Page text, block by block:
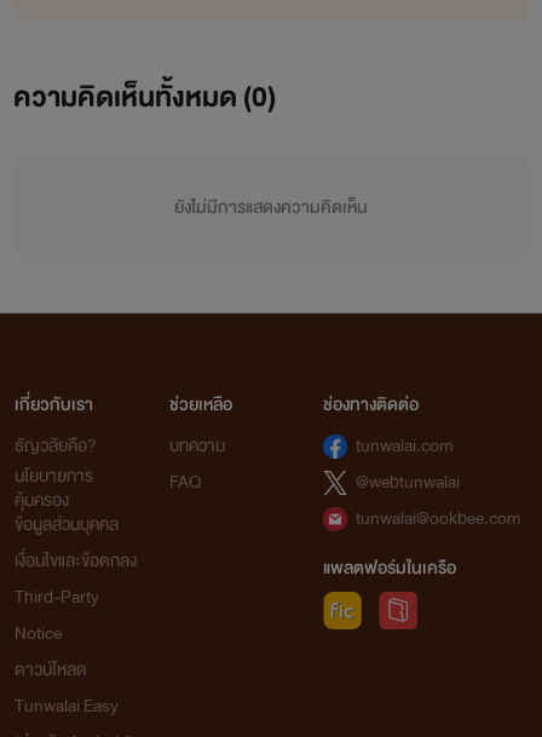
ความคิดเห็นทั้งหมด (0)
ยังไม่มีการแสดงความคิดเห็น
เกี่ยวกับเรา
ธัญวลัยคือ?
นโยบายการ
คุ้มครอง
ข้อมูลส่วนบุคคล
เงื่อนไขและข้อตกลง
Third-Party
Notice
ดาวน์โหลด
Tunwalai Easy
ช่วยเหลือ
บทความ
FAQ
ช่องทางติดต่อ
tunwalai.com
@webtunwalai
tunwalai@ookbee.com
แพลตฟอร์มในเครือ